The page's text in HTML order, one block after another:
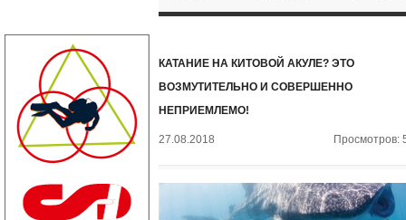
КАТАНИЕ НА КИТОВОЙ АКУЛЕ? ЭТО
ВОЗМУТИТЕЛЬНО И СОВЕРШЕННО
НЕПРИЕМЛЕМО!
27.08.2018 Просмотров: